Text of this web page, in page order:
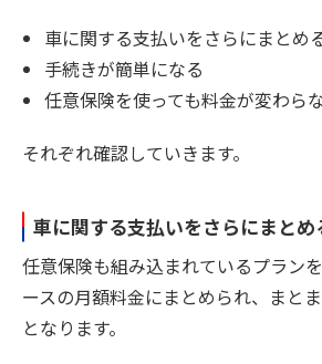
車に関する支払いをさらにまとめ
手続きが簡単になる
任意保険を使っても料金が変わら
それぞれ確認していきます。
車に関する支払いをさらにまと
任意保険も組み込まれているプラン
ースの月額料金にまとめられ、まと
となります。